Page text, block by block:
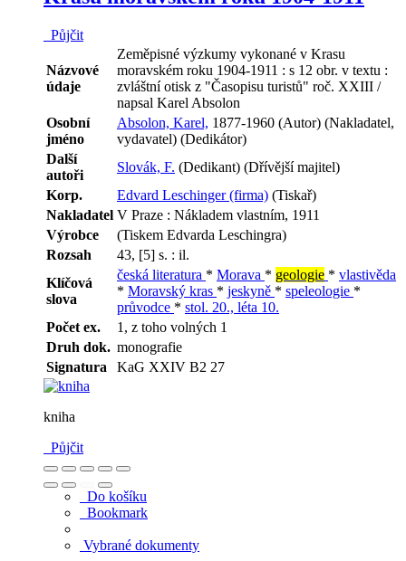
Půjčit
Názvové
údaje
Zeměpisné výzkumy vykonané v Krasu
moravském roku 1904-1911 : s 12 obr. v textu :
zvláštní otisk z "Časopisu turistů" roč. XXIII /
napsal Karel Absolon
Osobní
jméno
Absolon, Karel, 1877-1960 (Autor) (Nakladatel,
vydavatel) (Dedikátor)
Další
autoři
Slovák, F. (Dedikant) (Dřívější majitel)
Korp.
Edvard Leschinger (firma) (Tiskař)
Nakladatel V Praze : Nákladem vlastním, 1911
Výrobce
(Tiskem Edvarda Leschingra)
Rozsah
43, [5] s. : il.
Klíčová
slova
česká literatura * Morava * geologie * vlastivěda
* Moravský kras * jeskyně * speleologie *
průvodce * stol. 20., léta 10.
Počet ex.
1, z toho volných 1
Druh dok. monografie
Signatura
KaG XXIV B2 27
kniha
Půjčit
Do košíku
Bookmark
Vybrané dokumenty